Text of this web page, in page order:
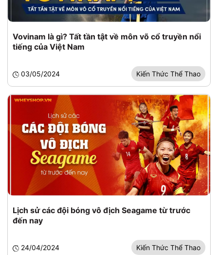
Vovinam là gì? Tất tần tật về môn võ cổ truyền nổi
tiếng của Việt Nam
03/05/2024 Kiến Thức Thể Thao
Lịch sử các đội bóng vô địch Seagame từ trước
đến nay
24/04/2024 Kiến Thức Thể Thao